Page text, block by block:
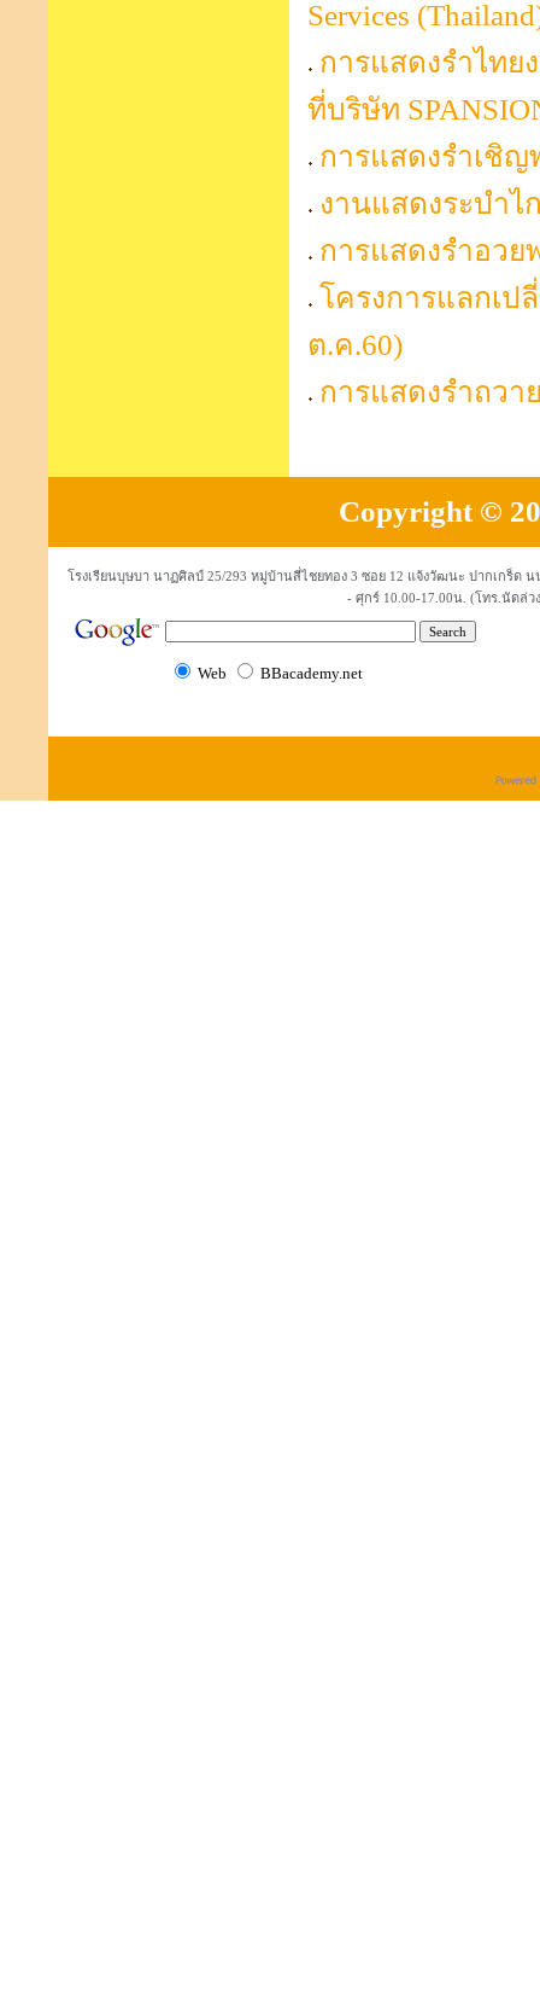
Services
การแสดงรำไทย
ที่บริษัท
การแสดงรำเชิญ
งานแสดงระบำไ
การแสดงรำอวย
โครงการแลกเป
ต.ค.60)
การแสดงรำถวา
Copyright ©
โรงเรียนบุษบา นาฏศิลป์ 25/293 หมู่บ้านสี่ไชยทอง 3 ซอย 12 แจ้งวัฒนะ ปากเกร็ด น
- ศุกร์ 10.00-17.00น. (โทร.นัดล่
Web BBacademy.net